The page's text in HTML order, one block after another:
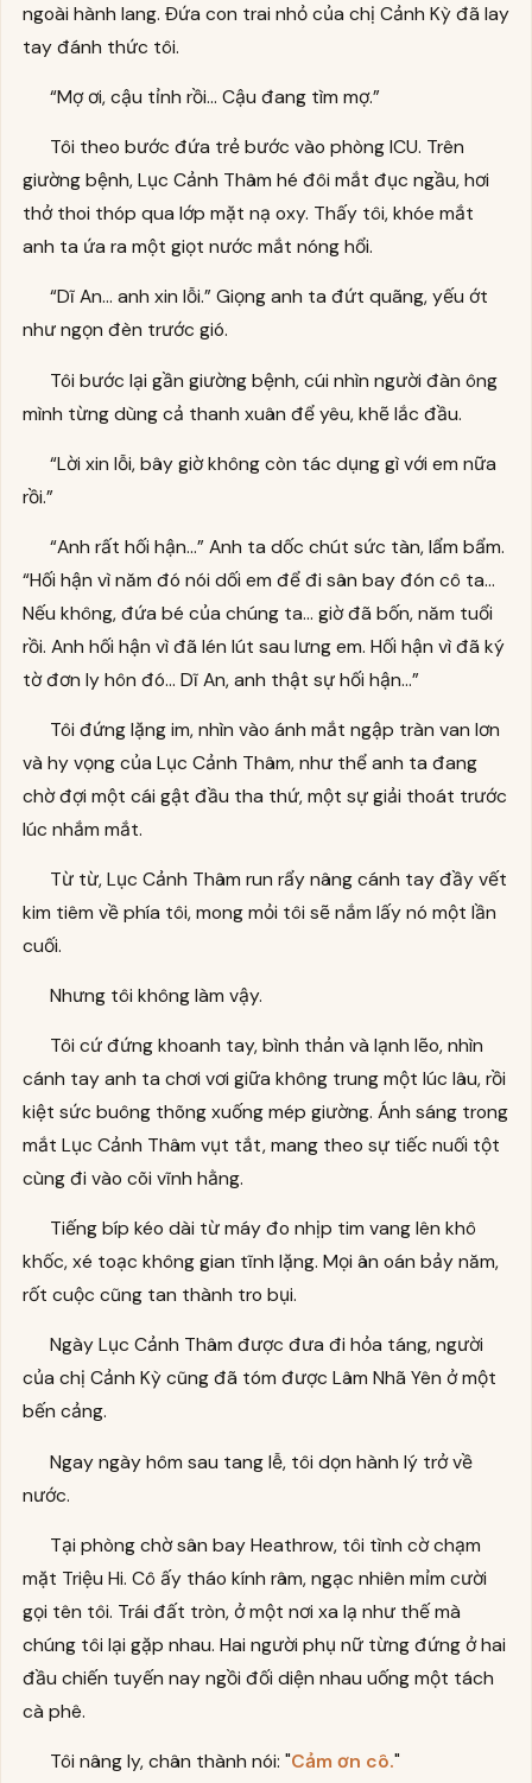
ngoài hành lang. Đứa con trai nhỏ của chị Cảnh Kỳ đã lay
tay đánh thức tôi.
“Mợ ơi, cậu tỉnh rồi... Cậu đang tìm mợ.”
Tôi theo bước đứa trẻ bước vào phòng ICU. Trên
giường bệnh, Lục Cảnh Thâm hé đôi mắt đục ngầu, hơi
thở thoi thóp qua lớp mặt nạ oxy. Thấy tôi, khóe mắt
anh ta ứa ra một giọt nước mắt nóng hổi.
“Dĩ An... anh xin lỗi.” Giọng anh ta đứt quãng, yếu ớt
như ngọn đèn trước gió.
Tôi bước lại gần giường bệnh, cúi nhìn người đàn ông
mình từng dùng cả thanh xuân để yêu, khẽ lắc đầu.
“Lời xin lỗi, bây giờ không còn tác dụng gì với em nữa
rồi.”
“Anh rất hối hận...” Anh ta dốc chút sức tàn, lẩm bẩm.
“Hối hận vì năm đó nói dối em để đi sân bay đón cô ta...
Nếu không, đứa bé của chúng ta... giờ đã bốn, năm tuổi
rồi. Anh hối hận vì đã lén lút sau lưng em. Hối hận vì đã ký
tờ đơn ly hôn đó... Dĩ An, anh thật sự hối hận...”
Tôi đứng lặng im, nhìn vào ánh mắt ngập tràn van lơn
và hy vọng của Lục Cảnh Thâm, như thể anh ta đang
chờ đợi một cái gật đầu tha thứ, một sự giải thoát trước
lúc nhắm mắt.
Từ từ, Lục Cảnh Thâm run rẩy nâng cánh tay đầy vết
kim tiêm về phía tôi, mong mỏi tôi sẽ nắm lấy nó một lần
cuối.
Nhưng tôi không làm vậy.
Tôi cứ đứng khoanh tay, bình thản và lạnh lẽo, nhìn
cánh tay anh ta chơi vơi giữa không trung một lúc lâu, rồi
kiệt sức buông thõng xuống mép giường. Ánh sáng trong
mắt Lục Cảnh Thâm vụt tắt, mang theo sự tiếc nuối tột
cùng đi vào cõi vĩnh hằng.
Tiếng bíp kéo dài từ máy đo nhịp tim vang lên khô
khốc, xé toạc không gian tĩnh lặng. Mọi ân oán bảy năm,
rốt cuộc cũng tan thành tro bụi.
Ngày Lục Cảnh Thâm được đưa đi hỏa táng, người
của chị Cảnh Kỳ cũng đã tóm được Lâm Nhã Yên ở một
bến cảng.
Ngay ngày hôm sau tang lễ, tôi dọn hành lý trở về
nước.
Tại phòng chờ sân bay Heathrow, tôi tình cờ chạm
mặt Triệu Hi. Cô ấy tháo kính râm, ngạc nhiên mỉm cười
gọi tên tôi. Trái đất tròn, ở một nơi xa lạ như thế mà
chúng tôi lại gặp nhau. Hai người phụ nữ từng đứng ở hai
đầu chiến tuyến nay ngồi đối diện nhau uống một tách
cà phê.
Tôi nâng ly, chân thành nói: "Cảm ơn cô."